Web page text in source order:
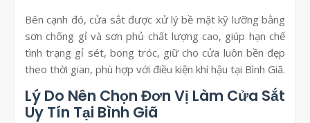
Bên cạnh đó, cửa sắt được xử lý bề mặt kỹ lưỡng bằng
sơn chống gỉ và sơn phủ chất lượng cao, giúp hạn chế
tình trạng gỉ sét, bong tróc, giữ cho cửa luôn bền đẹp
theo thời gian, phù hợp với điều kiện khí hậu tại Bình Giã.
Lý Do Nên Chọn Đơn Vị Làm Cửa Sắt
Uy Tín Tại Bình Giã